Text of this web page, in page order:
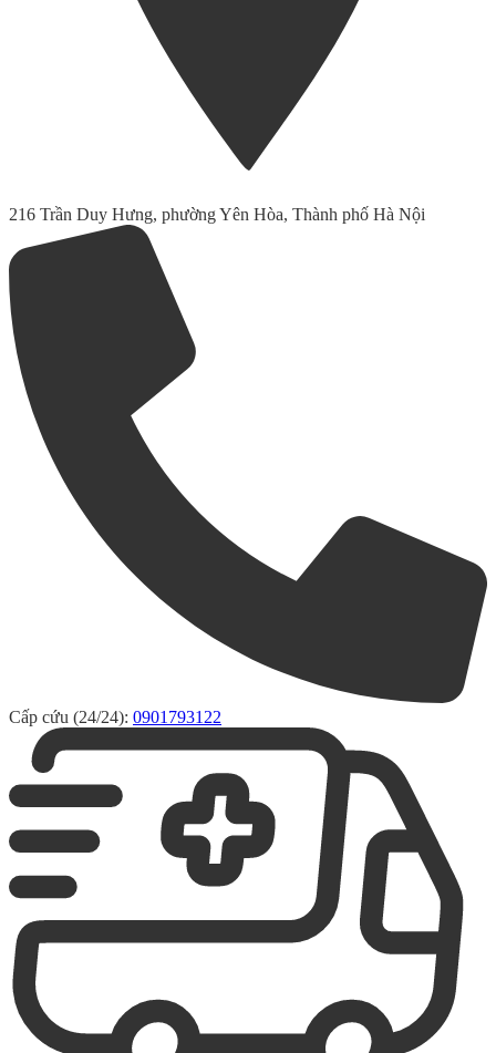
216 Trần Duy Hưng, phường Yên Hòa, Thành phố Hà Nội
Cấp cứu (24/24): 0901793122